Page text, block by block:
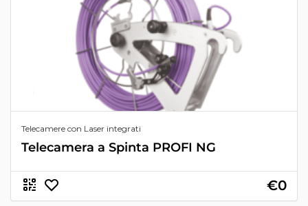
Telecamere con Laser integrati
Telecamera a Spinta PROFI NG
€0